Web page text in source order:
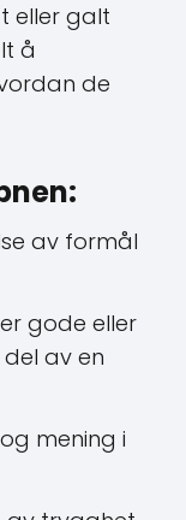
eller galt
å
de
av formål
gode eller
av en
mening i